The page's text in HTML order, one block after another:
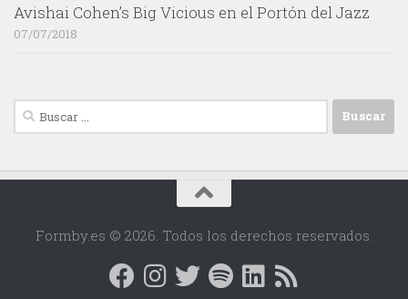
Avishai Cohen’s Big Vicious en el Portón del Jazz
07/07/2018
Buscar:
Formby.es © 2026. Todos los derechos reservados.